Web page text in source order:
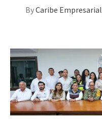
ByCaribe Empresarial